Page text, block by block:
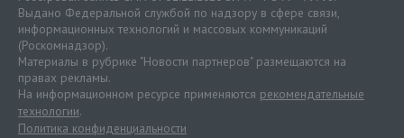
Выдано Федеральной службой по надзору в сфере связи,
информационных технологий и массовых коммуникаций
(Роскомнадзор).
Материалы в рубрике "Новости партнеров" размещаются на
правах рекламы.
На информационном ресурсе применяются рекомендательные
технологии.
Политика конфиденциальности